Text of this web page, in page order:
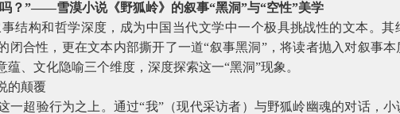
？”——雪漠小说《野狐岭》的叙事“黑洞”与“空性”美学
结构和哲学深度，成为中国当代文学中一个极具挑战性的文本。其
合性，更在文本内部撕开了一道“叙事黑洞”，将读者抛入对叙事本
、文化隐喻三个维度，深度探索这一“黑洞”现象。
的颠覆
一超验行为之上。通过“我”（现代采访者）与野狐岭幽魂的对话，